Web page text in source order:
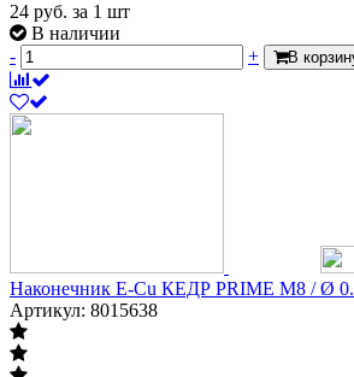
24 руб. за 1 шт
В наличии
-
+ В
Наконечник E-Cu КЕДР PRIME М8 / Ø
Артикул: 8015638